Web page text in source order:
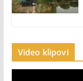
Video klipovi